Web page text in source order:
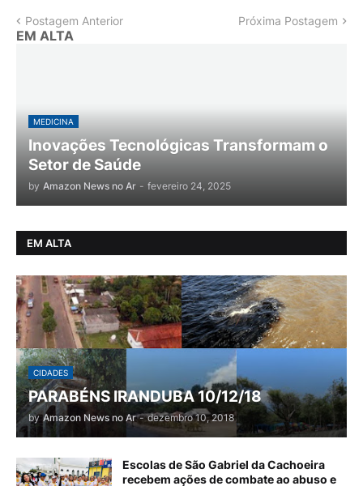
Postagem Anterior Próxima Postagem
EM ALTA
MEDICINA
Inovações Tecnológicas Transformam o
Setor de Saúde
by Amazon News no Ar - fevereiro 24, 2025
EM ALTA
CIDADES
PARABÉNS IRANDUBA 10/12/18
by Amazon News no Ar - dezembro 10, 2018
Escolas de São Gabriel da Cachoeira
recebem ações de combate ao abuso e